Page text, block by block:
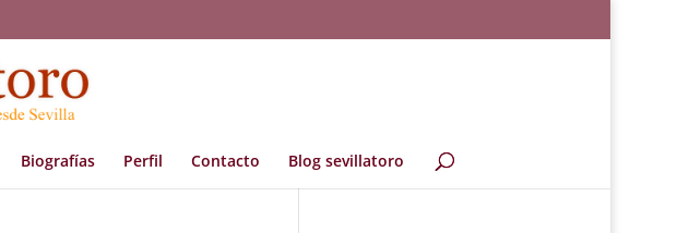
Biografías Perfil Contacto Blog sevillatoro